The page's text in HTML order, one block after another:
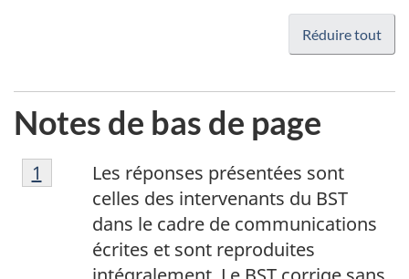
Réduire tout
Notes de bas de page
1
Les réponses présentées sont
celles des intervenants du BST
dans le cadre de communications
écrites et sont reproduites
Return to footnote
1 referrer